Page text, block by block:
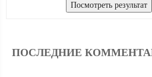
ПОСЛЕДНИЕ